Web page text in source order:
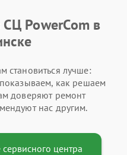
PowerCom в
становиться лучше:
как решаем
доверяют ремонт
нас другим.
центра